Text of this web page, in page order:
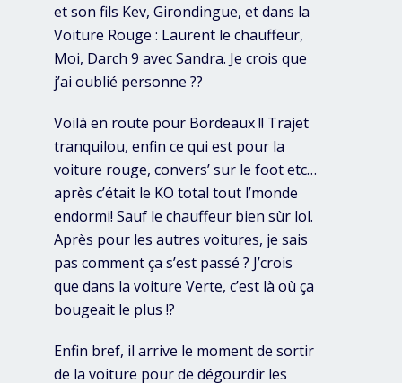
et son fils Kev, Girondingue, et dans la
Voiture Rouge : Laurent le chauffeur,
Moi, Darch 9 avec Sandra. Je crois que
j’ai oublié personne ??
Voilà en route pour Bordeaux !! Trajet
tranquilou, enfin ce qui est pour la
voiture rouge, convers’ sur le foot etc…
après c’était le KO total tout l’monde
endormi! Sauf le chauffeur bien sùr lol.
Après pour les autres voitures, je sais
pas comment ça s’est passé ? J’crois
que dans la voiture Verte, c’est là où ça
bougeait le plus !?
Enfin bref, il arrive le moment de sortir
de la voiture pour de dégourdir les